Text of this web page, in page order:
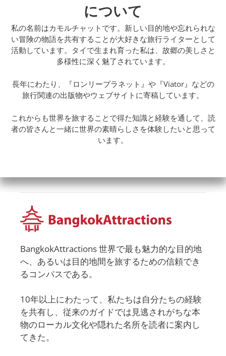
について
私の名前はカモルチャットです。新しい目的地や忘れられな
い冒険の物語を共有することが大好きな旅行ライターとして
活動しています。タイで生まれ育った私は、故郷の美しさと
多様性に深く魅了されています。
長年にわたり、『ロンリープラネット』や『Viator』などの
旅行関連の出版物やウェブサイトに寄稿しています。
これからも世界を旅することで得た知識と経験を通して、読
者の皆さんと一緒に世界の素晴らしさを体験したいと思って
います。
BangkokAttractions 世界で最も魅力的な目的地
へ、あるいは目的地間を旅するための信頼でき
るコンパスである。
10年以上にわたって、私たちは自分たちの経験
を共有し、従来のガイドでは見逃されがちな本
物のローカル文化や隠れた名所を読者に案内し
てきた。